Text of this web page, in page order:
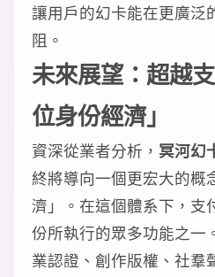
讓用戶的幻卡能在更廣泛
阻。
未來展望：超越
位身份經濟」
資深從業者分析， 冥河幻
終將導向一個更宏大的概
濟」。在這個體系下，支
份所執行的眾多功能之一
業認證、創作版權、社羣